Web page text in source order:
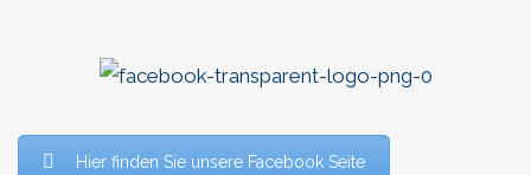
Hier finden Sie unsere Facebook Seite